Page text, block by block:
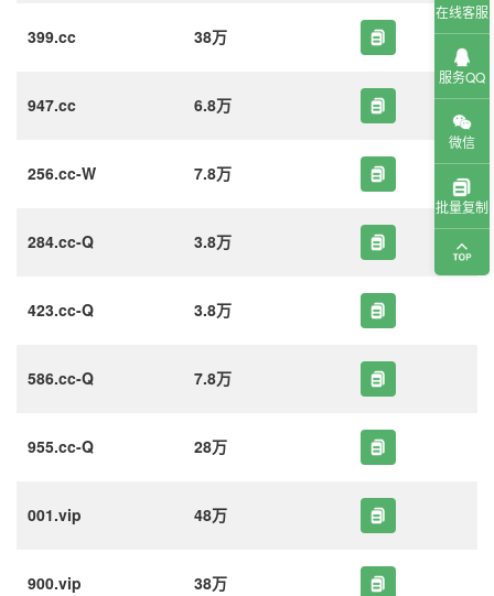
399.cc 38万
947.cc 6.8万
256.cc-W 7.8万
284.cc-Q 3.8万
423.cc-Q 3.8万
586.cc-Q 7.8万
955.cc-Q 28万
001.vip 48万
900.vip 38万
在线客服
服务QQ
微信
批量复制